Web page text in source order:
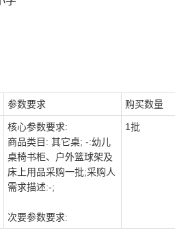
参数要求 购买数量
核心参数要求:
商品类目: 其它桌; -:幼儿
桌椅书柜、户外篮球架及
床上用品采购一批;采购人
需求描述:-;
次要参数要求:
1批